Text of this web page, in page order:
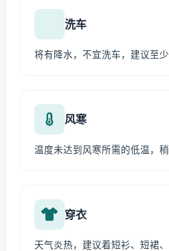
洗车
将有降水，不宜洗车，建议至少
风寒
温度未达到风寒所需的低温，稍
穿衣
天气炎热，建议着短衫、短裙